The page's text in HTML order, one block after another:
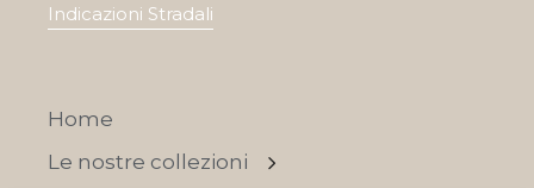
Indicazioni Stradali
Home
Le nostre collezioni